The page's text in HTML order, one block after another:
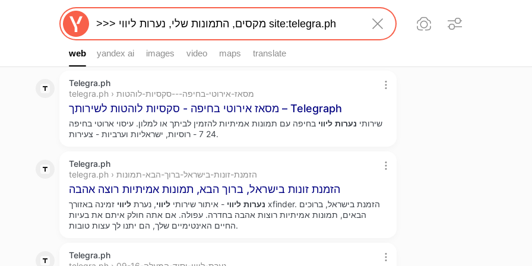
web
web yandex ai images video maps translate
Telegra.ph
telegra.ph › מסאז-אירוטי-בחיפה---סקסיות-לוהטות
מסאז אירוטי בחיפה - סקסיות לוהטות לשירותך – Telegraph
שירותי נערות ליווי בחיפה עם תמונות אמיתיות להזמין לביתך או למלון. עיסוי ארוטי בחיפה
24 7 - רוסיות, ישראליות וערביות - צעירות.
Telegra.ph
telegra.ph › הזמנת-זונות-בישראל-ברוך-הבא-תמונות
הזמנת זונות בישראל, ברוך הבא, תמונות אמיתיות רוצה אהבה
נערות ליווי - איתור שירותי ליווי, נערת ליווי זמינה באזורך xfinder. הזמנת בישראל, ברוכים
הבאים, תמונות אמיתיות רוצות אהבה בחדרה. עפולה. אם אתה חולק איתם את בעיות
החיים האינטימיים שלך, הם יתנו לך עצות טובות.
Telegra.ph